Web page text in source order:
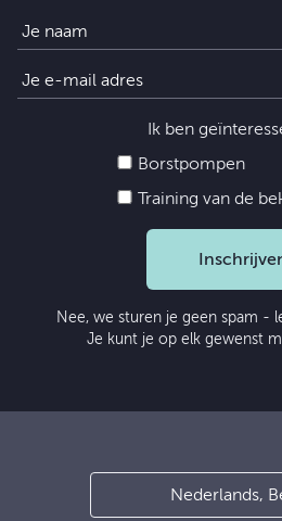
Ik ben
Borstpompen
Training van de
Nee, we sturen je geen spam -
Je kunt je op elk gewenst